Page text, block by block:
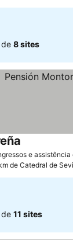
8 sites
e assistência
de Catedral de
11 sites